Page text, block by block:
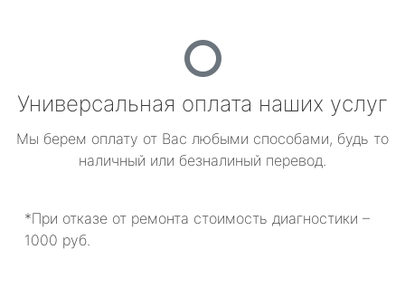
Универсальная оплата наших услуг
Мы берем оплату от Вас любыми способами, будь то
наличный или безналиный перевод.
*При отказе от ремонта стоимость диагностики –
1000 руб.